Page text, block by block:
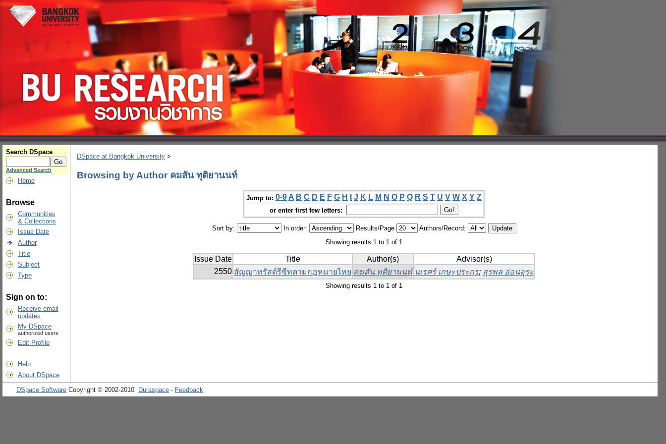
Search DSpace
Advanced Search
Home
Browse
Communities
& Collections
Issue Date
Author
Title
Subject
Type
Sign on to:
Receive email
updates
My DSpace
authorized users
Edit Profile
Help
About DSpace
DSpace at Bangkok University >
Browsing by Author คมสัน ทุติยานนท์
Jump to: 0-9 A B C D E F G H J K L M N O P Q R S T U V W X Y Z
or enter first few letters:
Sort by: In order: Results/Page
Authors/Record:
Showing results 1 to 1 of 1
Issue Date Title Author(s)
Advisor(s)
2550 สัญญาทรัสต์รีซีทตามกฎหมายไทย คมสัน ทุติยานนท์ นเรศร์ เกษะประกร; สุรพล อ่อนอุระ
Showing results 1 to 1 of 1
DSpace Software Copyright © 2002-2010 Duraspace - Feedback